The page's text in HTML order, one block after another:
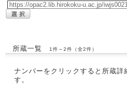
所蔵一覧 1件～2件（全2件）
ナンバーをクリックすると所蔵詳
す。